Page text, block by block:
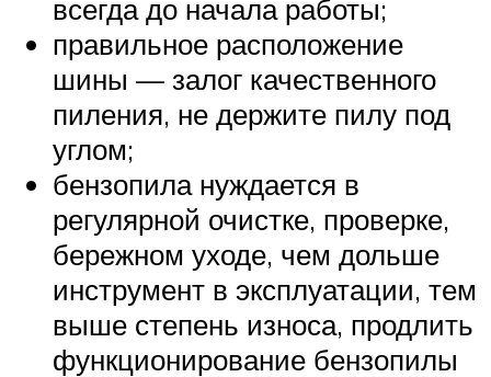
всегда до начала работы;
правильное расположение
шины — залог качественного
пиления, не держите пилу под
углом;
бензопила нуждается в
регулярной очистке, проверке,
бережном уходе, чем дольше
инструмент в эксплуатации, тем
выше степень износа, продлить
функционирование бензопилы